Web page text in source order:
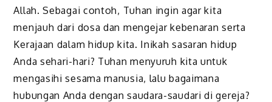
Allah. Sebagai contoh, Tuhan ingin agar kita
menjauh dari dosa dan mengejar kebenaran serta
Kerajaan dalam hidup kita. Inikah sasaran hidup
Anda sehari-hari? Tuhan menyuruh kita untuk
mengasihi sesama manusia, lalu bagaimana
hubungan Anda dengan saudara-saudari di gereja?